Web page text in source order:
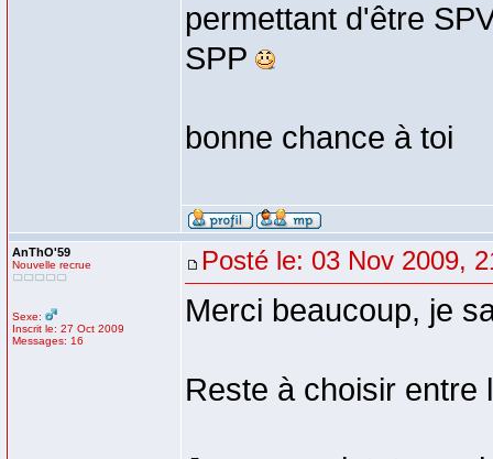
permettant d'être
SPP
bonne chance à toi
AnThO'59
Nouvelle recrue
Sexe:
Inscrit le: 27 Oct 2009
Messages: 16
Posté le: 03 Nov 2009,
Merci beaucoup, je
Reste à choisir entre